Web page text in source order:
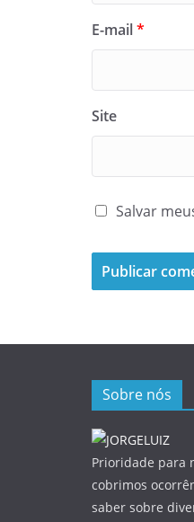
E-mail*
Site
Salvar
Sobre nós
Prioridade para
cobrimos
saber sobre